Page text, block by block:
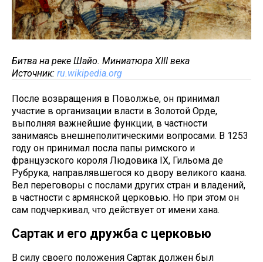
Битва на реке Шайо. Миниатюра XIII века
Источник: ru.wikipedia.org
После возвращения в Поволжье, он принимал
участие в организации власти в Золотой Орде,
выполняя важнейшие функции, в частности
занимаясь внешнеполитическими вопросами. В 1253
году он принимал посла папы римского и
французского короля Людовика IX, Гильома де
Рубрука, направлявшегося ко двору великого каана.
Вел переговоры с послами других стран и владений,
в частности с армянской церковью. Но при этом он
сам подчеркивал, что действует от имени хана.
Сартак и его дружба с церковью
В силу своего положения Сартак должен был